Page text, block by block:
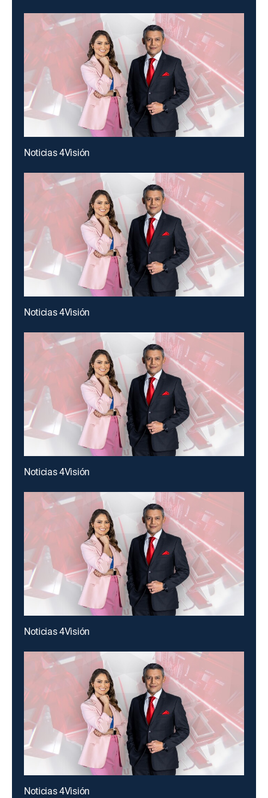
Noticias 4Visión
Noticias 4Visión
Noticias 4Visión
Noticias 4Visión
Noticias 4Visión